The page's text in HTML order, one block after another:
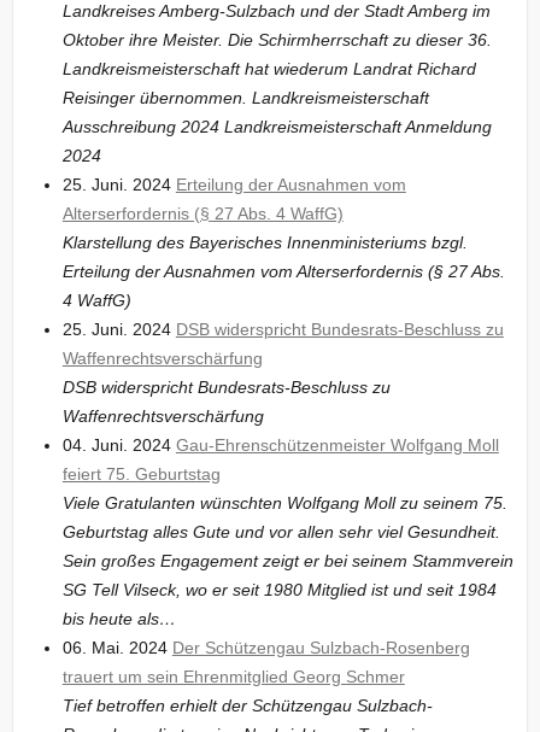
Landkreises Amberg-Sulzbach und der Stadt Amberg im
Oktober ihre Meister. Die Schirmherrschaft zu dieser 36.
Landkreismeisterschaft hat wiederum Landrat Richard
Reisinger übernommen. Landkreismeisterschaft
Ausschreibung 2024 Landkreismeisterschaft Anmeldung
2024
25. Juni. 2024 Erteilung der Ausnahmen vom
Alterserfordernis (§ 27 Abs. 4 WaffG)
Klarstellung des Bayerisches Innenministeriums bzgl.
Erteilung der Ausnahmen vom Alterserfordernis (§ 27 Abs.
4 WaffG)
25. Juni. 2024 DSB widerspricht Bundesrats-Beschluss zu
Waffenrechtsverschärfung
DSB widerspricht Bundesrats-Beschluss zu
Waffenrechtsverschärfung
04. Juni. 2024 Gau-Ehrenschützenmeister Wolfgang Moll
feiert 75. Geburtstag
Viele Gratulanten wünschten Wolfgang Moll zu seinem 75.
Geburtstag alles Gute und vor allen sehr viel Gesundheit.
Sein großes Engagement zeigt er bei seinem Stammverein
SG Tell Vilseck, wo er seit 1980 Mitglied ist und seit 1984
bis heute als…
06. Mai. 2024 Der Schützengau Sulzbach-Rosenberg
trauert um sein Ehrenmitglied Georg Schmer
Tief betroffen erhielt der Schützengau Sulzbach-